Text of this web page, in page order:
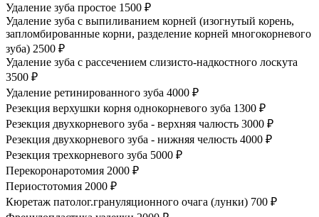
Удаление зуба простое 1500 ₽
Удаление зуба с выпиливанием корней (изогнутый корень,
запломбированные корни, разделение корней многокорневого
зуба) 2500 ₽
Удаление зуба с рассечением слизисто-надкостного лоскута
3500 ₽
Удаление ретинированного зуба 4000 ₽
Резекция верхушки корня однокорневого зуба 1300 ₽
Резекция двухкорневого зуба - верхняя чалюсть 3000 ₽
Резекция двухкорневого зуба - нижняя челюсть 4000 ₽
Резекция трехкорневого зуба 5000 ₽
Перекоронаротомия 2000 ₽
Периостотомия 2000 ₽
Кюретаж патолог.грануляционного очага (лунки) 700 ₽